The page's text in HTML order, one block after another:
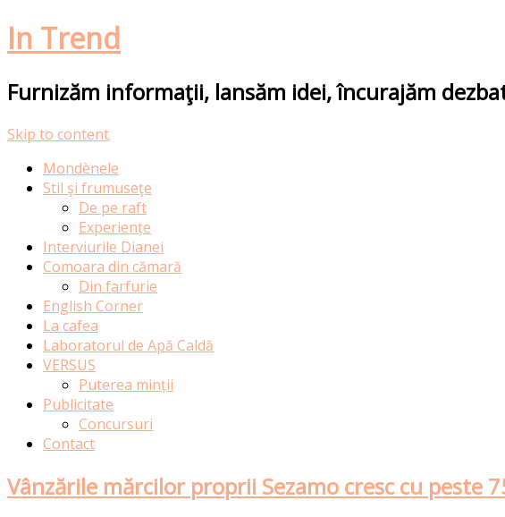
In Trend
Furnizăm informaţii, lansăm idei, încurajăm
Skip to content
Mondènele
Stil şi frumuseţe
De pe raft
Experiențe
Interviurile Dianei
Comoara din cămară
Din farfurie
English Corner
La cafea
Laboratorul de Apă Caldă
VERSUS
Puterea minții
Publicitate
Concursuri
Contact
Vânzările mărcilor proprii Sezamo cresc cu peste